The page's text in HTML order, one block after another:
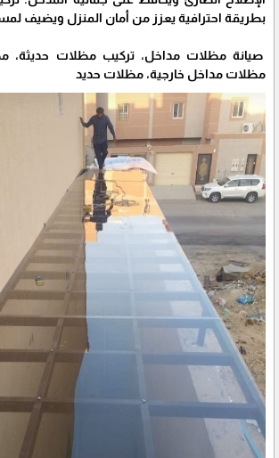
بطريقة احترافية يعزز من أمان المنزل ويضيف
صيانة مظلات مداخل، تركيب مظلات حديثة،
مظلات مداخل خارجية، مظلات حديد